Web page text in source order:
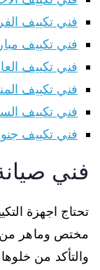
فني تكييف
فني تكييف
فني تكييف
فني تكييف
فني تكييف
فني تكييف
فني
تحتاج اجهزة
مختص وماهر من
والتأكد من